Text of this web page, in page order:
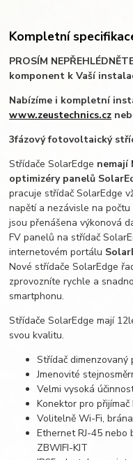
Kompletní
PROSÍM
komponent k Vaší
Nabízíme i kompletní
www.zeustechnics.cz
3fázový fotovoltaický
Střídače SolarEdge nemají
optimizéry panelů
pracuje střídač SolarEdge
napětí a nezávisle na
jsou přenášena výkonová
FV panelů na střídač
internetovém portálu
Nové střídače SolarEdge
zprovozníte rychle a
smartphonu.
Střídače SolarEdge mají
svou kvalitu.
Střídač dimenzovaný
Jmenovité
Velmi vysoká
Konektor pro
Volitelně Wi-Fi,
Ethernet RJ-45 nebo
ZBWIFI-KIT